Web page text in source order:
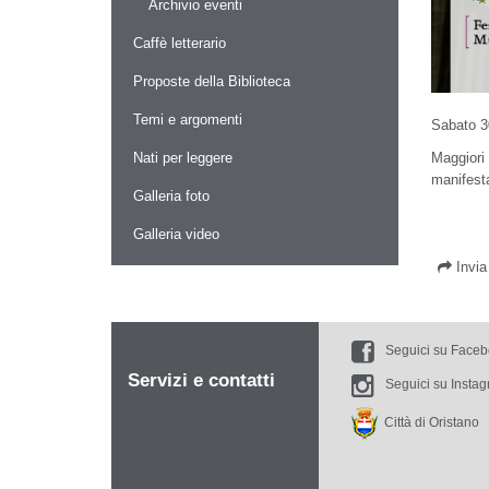
Archivio eventi
Caffè letterario
Proposte della Biblioteca
Temi e argomenti
Nati per leggere
Galleria foto
Galleria video
Sabato
Servizi e contatti
Seguici su
Seguici su
Città di Oristano